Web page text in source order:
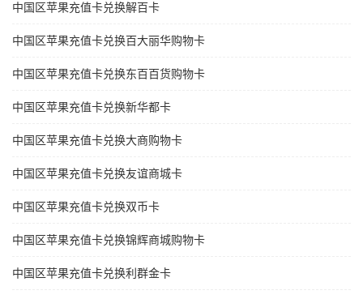
中国区苹果充值卡兑换解百卡
中国区苹果充值卡兑换百大丽华购物卡
中国区苹果充值卡兑换东百百货购物卡
中国区苹果充值卡兑换新华都卡
中国区苹果充值卡兑换大商购物卡
中国区苹果充值卡兑换友谊商城卡
中国区苹果充值卡兑换双币卡
中国区苹果充值卡兑换锦辉商城购物卡
中国区苹果充值卡兑换利群金卡